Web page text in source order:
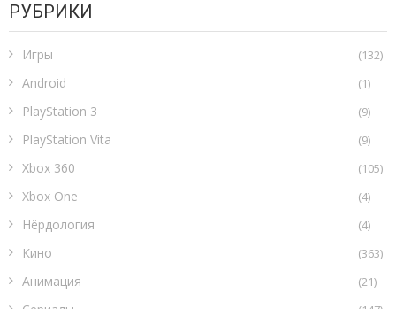
РУБРИКИ
Игры (132)
Android (1)
PlayStation 3 (9)
PlayStation Vita (9)
Xbox 360 (105)
Xbox One (4)
Нёрдология (4)
Кино (363)
Анимация (21)